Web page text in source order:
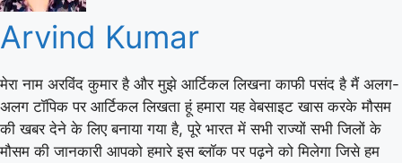
Arvind Kumar
मेरा नाम अरविंद कुमार है और मुझे आर्टिकल लिखना काफी पसंद है मैं अलग-
अलग टॉपिक पर आर्टिकल लिखता हूं हमारा यह वेबसाइट खास करके मौसम
की खबर देने के लिए बनाया गया है, पूरे भारत में सभी राज्यों सभी जिलों के
मौसम की जानकारी आपको हमारे इस ब्लॉक पर पढ़ने को मिलेगा जिसे हम